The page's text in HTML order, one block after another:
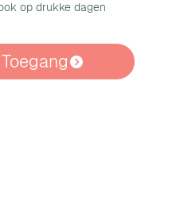
op drukke dagen